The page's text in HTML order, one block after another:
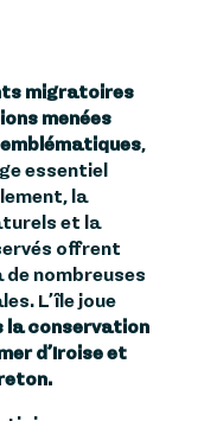
migratoires
menées
,
essentiel
la
et la
offrent
nombreuses
L’île joue
la conservation
d’Iroise et